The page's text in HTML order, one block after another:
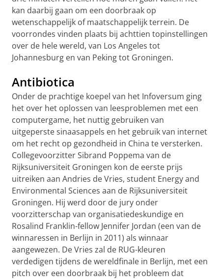
kan daarbij gaan om een doorbraak op
wetenschappelijk of maatschappelijk terrein. De
voorrondes vinden plaats bij achttien topinstellingen
over de hele wereld, van Los Angeles tot
Johannesburg en van Peking tot Groningen.
Antibiotica
Onder de prachtige koepel van het Infoversum ging
het over het oplossen van leesproblemen met een
computergame, het nuttig gebruiken van
uitgeperste sinaasappels en het gebruik van internet
om het recht op gezondheid in China te versterken.
Collegevoorzitter Sibrand Poppema van de
Rijksuniversiteit Groningen kon de eerste prijs
uitreiken aan Andries de Vries, student Energy and
Environmental Sciences aan de Rijksuniversiteit
Groningen. Hij werd door de jury onder
voorzitterschap van organisatiedeskundige en
Rosalind Franklin-fellow Jennifer Jordan (een van de
winnaressen in Berlijn in 2011) als winnaar
aangewezen. De Vries zal de RUG-kleuren
verdedigen tijdens de wereldfinale in Berlijn, met een
pitch over een doorbraak bij het probleem dat